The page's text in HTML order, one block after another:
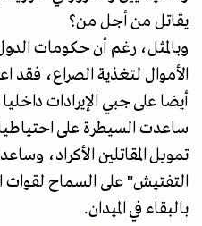
يقاتل من أجل من؟
وبالمثل، رغم أن حكومات
الأموال لتغذية الصراع، فقد
أيضا على جبي الإيرادات
ساعدت السيطرة على
تمويل المقاتلين الأكراد،
التفتيش" على السماح لقوات
بالبقاء في الميدان.